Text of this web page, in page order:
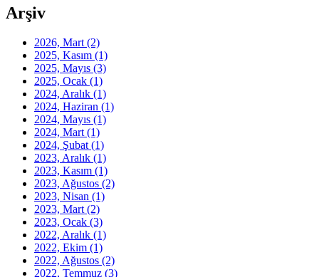
Arşiv
2026, Mart(2)
2025, Kasım (1)
2025, Mayıs (3)
2025, Ocak (1)
2024, Aralık (1)
2024, Haziran (1)
2024, Mayıs (1)
2024, Mart(1)
2024, Şubat(1)
2023, Aralık (1)
2023, Kasım (1)
2023, Ağustos (2)
2023, Nisan (1)
2023, Mart(2)
2023, Ocak (3)
2022, Aralık (1)
2022, Ekim (1)
2022, Ağustos (2)
2022, Temmuz (3)